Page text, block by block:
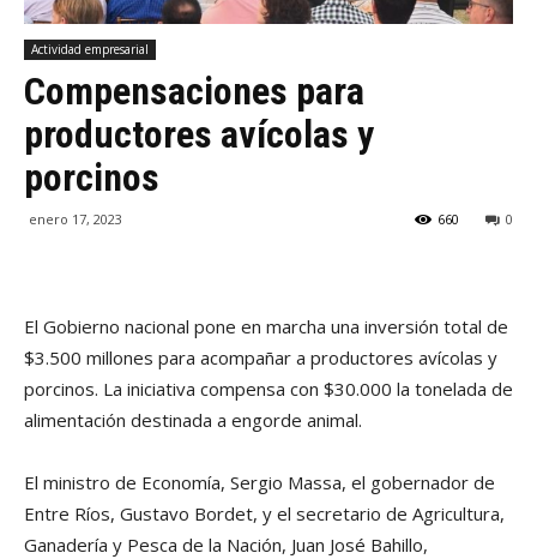
Actividad empresarial
Compensaciones para
productores avícolas y
porcinos
enero 17, 2023 0
660
El Gobierno nacional pone en marcha una inversión total de
$3.500 millones para acompañar a productores avícolas y
porcinos. La iniciativa compensa con $30.000 la tonelada de
alimentación destinada a engorde animal.
El ministro de Economía, Sergio Massa, el gobernador de
Entre Ríos, Gustavo Bordet, y el secretario de Agricultura,
Ganadería y Pesca de la Nación, Juan José Bahillo,